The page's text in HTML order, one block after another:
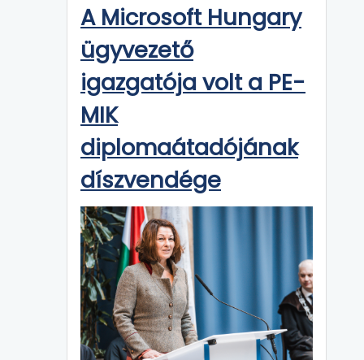
A Microsoft Hungary
ügyvezető
igazgatója volt a PE-
MIK
diplomaátadójának
díszvendége